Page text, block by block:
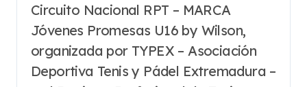
Circuito Nacional RPT – MARCA
Jóvenes Promesas U16 by Wilson,
organizada por TYPEX – Asociación
Deportiva Tenis y Pádel Extremadura –